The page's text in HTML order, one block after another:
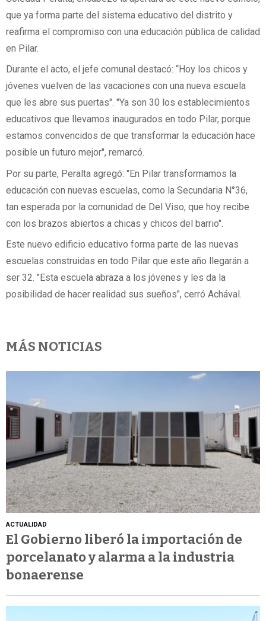
que ya forma parte del sistema educativo del distrito y
reafirma el compromiso con una educación pública de calidad
en Pilar.
Durante el acto, el jefe comunal destacó: “Hoy los chicos y
jóvenes vuelven de las vacaciones con una nueva escuela
que les abre sus puertas". "Ya son 30 los establecimientos
educativos que llevamos inaugurados en todo Pilar, porque
estamos convencidos de que transformar la educación hace
posible un futuro mejor", remarcó.
Por su parte, Peralta agregó: "En Pilar transformamos la
educación con nuevas escuelas, como la Secundaria N°36,
tan esperada por la comunidad de Del Viso, que hoy recibe
con los brazos abiertos a chicas y chicos del barrio".
Este nuevo edificio educativo forma parte de las nuevas
escuelas construidas en todo Pilar que este año llegarán a
ser 32. "Esta escuela abraza a los jóvenes y les da la
posibilidad de hacer realidad sus sueños", cerró Achával.
MÁS NOTICIAS
ACTUALIDAD
El Gobierno liberó la importación de
porcelanato y alarma a la industria
bonaerense